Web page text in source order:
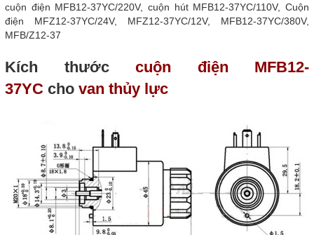
cuộn điện MFB12-37YC/220V, cuộn hút MFB12-37YC/110V, Cuộn
điện MFZ12-37YC/24V, MFZ12-37YC/12V, MFB12-37YC/380V,
MFB/Z12-37
Kích thước cuộn điện MFB12-
37YC cho van thủy lực